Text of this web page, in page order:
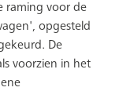
raming voor de
opgesteld
De
voorzien in het